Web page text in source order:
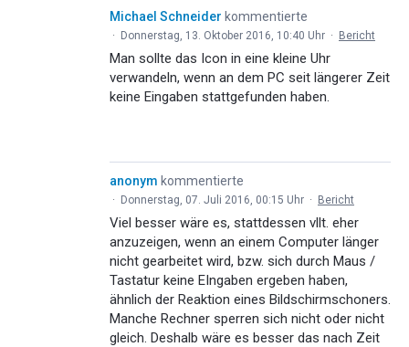
Michael Schneider kommentierte
· Donnerstag, 13. Oktober 2016, 10:40 Uhr · Bericht
Man sollte das Icon in eine kleine Uhr
verwandeln, wenn an dem PC seit längerer Zeit
keine Eingaben stattgefunden haben.
anonym kommentierte
· Donnerstag, 07. Juli 2016, 00:15 Uhr · Bericht
Viel besser wäre es, stattdessen vllt. eher
anzuzeigen, wenn an einem Computer länger
nicht gearbeitet wird, bzw. sich durch Maus /
Tastatur keine EIngaben ergeben haben,
ähnlich der Reaktion eines Bildschirmschoners.
Manche Rechner sperren sich nicht oder nicht
gleich. Deshalb wäre es besser das nach Zeit